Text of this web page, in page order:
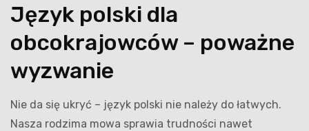
Język polski dla
obcokrajowców – poważne
wyzwanie
Nie da się ukryć – język polski nie należy do łatwych.
Nasza rodzima mowa sprawia trudności nawet